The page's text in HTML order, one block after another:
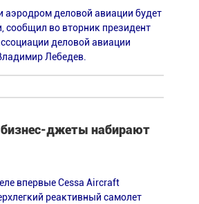
аэродром деловой авиации будет
сообщил во вторник президент
деловой авиации
Лебедев.
бизнес-джеты набирают
впервые Cessa Aircraft
реактивный самолет